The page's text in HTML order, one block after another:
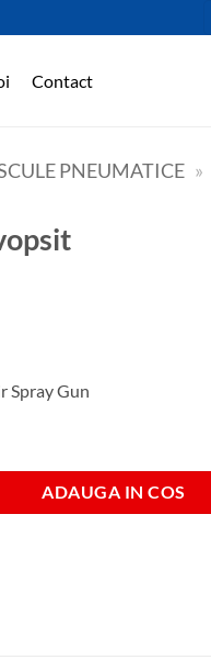
Contact
PNEUMATICE »
Spray Gun
ADAUGA IN COS